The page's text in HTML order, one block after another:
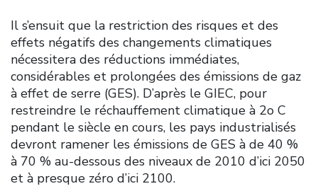
Il s’ensuit que la restriction des risques et des
effets négatifs des changements climatiques
nécessitera des réductions immédiates,
considérables et prolongées des émissions de gaz
à effet de serre (GES). D’après le GIEC, pour
restreindre le réchauffement climatique à 2o C
pendant le siècle en cours, les pays industrialisés
devront ramener les émissions de GES à de 40 %
à 70 % au-dessous des niveaux de 2010 d’ici 2050
et à presque zéro d’ici 2100.